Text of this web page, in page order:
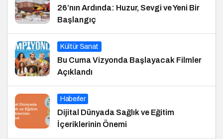
26’nın Ardında: Huzur, Sevgi ve Yeni Bir
Başlangıç
Kültür Sanat
Bu Cuma Vizyonda Başlayacak Filmler
Açıklandı
Haberler
Dijital Dünyada Sağlık ve Eğitim
İçeriklerinin Önemi